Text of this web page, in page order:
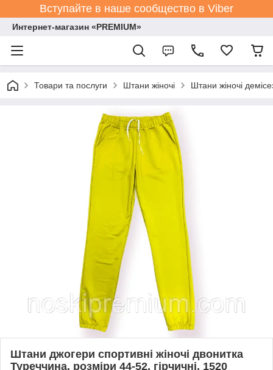
Вступайте в наше сообщество в Viber
Интернет-магазин «PREMIUM»
Товари та послуги Штани жіночі Штани жіночі
Штани джогери спортивні жіночі двонитка
Туреччина, розміри 44-52, гірчичні, 1520